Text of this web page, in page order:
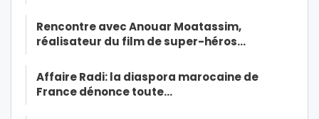
Rencontre avec Anouar Moatassim,
réalisateur du film de super-héros…
Affaire Radi: la diaspora marocaine de
France dénonce toute…